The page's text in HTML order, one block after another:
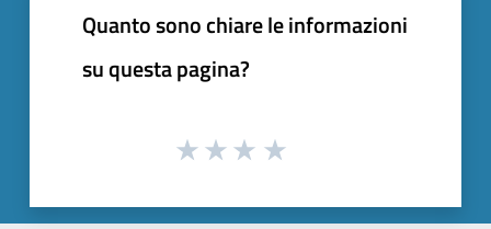
Quanto sono chiare le informazioni
su questa pagina?